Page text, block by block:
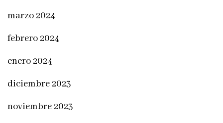
marzo 2024
febrero 2024
enero 2024
diciembre 2023
noviembre 2023